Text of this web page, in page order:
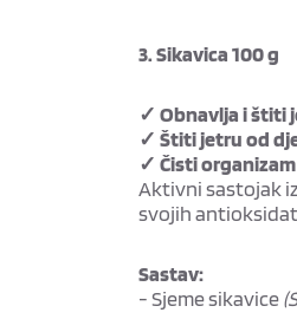
3. Sikavica 100 g
✓ Obnavlja i štiti
✓ Štiti jetru od
✓ Čisti
Aktivni sastojak
svojih
Sastav:
- Sjeme sikavice